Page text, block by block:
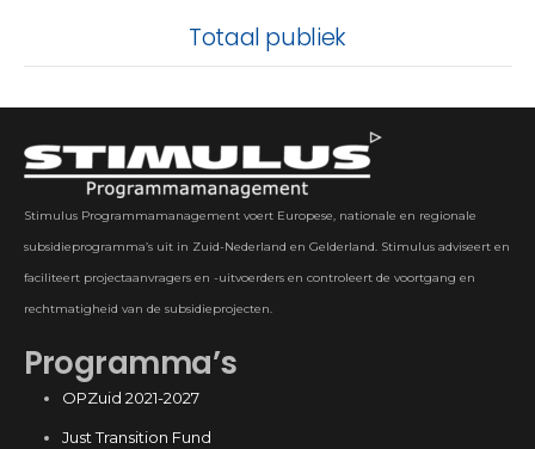
Totaal publiek
Stimulus Programmamanagement voert Europese, nationale en regionale
subsidieprogramma’s uit in Zuid-Nederland en Gelderland. Stimulus adviseert en
faciliteert projectaanvragers en -uitvoerders en controleert de voortgang en
rechtmatigheid van de subsidieprojecten.
Programma’s
OPZuid 2021-2027
Just Transition Fund